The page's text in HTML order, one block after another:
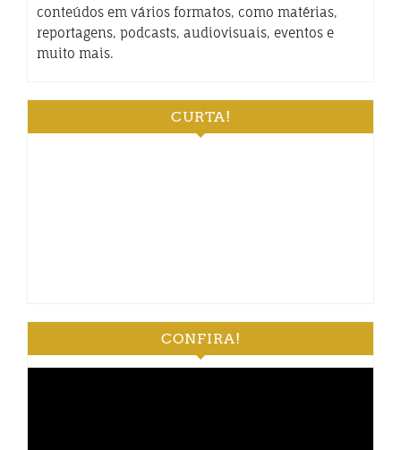
conteúdos em vários formatos, como matérias,
reportagens, podcasts, audiovisuais, eventos e
muito mais.
CURTA!
CONFIRA!